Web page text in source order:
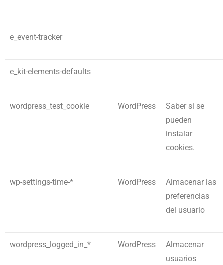
e_event-tracker
e_kit-elements-defaults
wordpress_test_cookie WordPress
Saber si se
pueden
instalar
cookies.
wp-settings-time-* WordPress
Almacenar las
preferencias
del usuario
wordpress_logged_in_* WordPress
Almacenar
usuarios